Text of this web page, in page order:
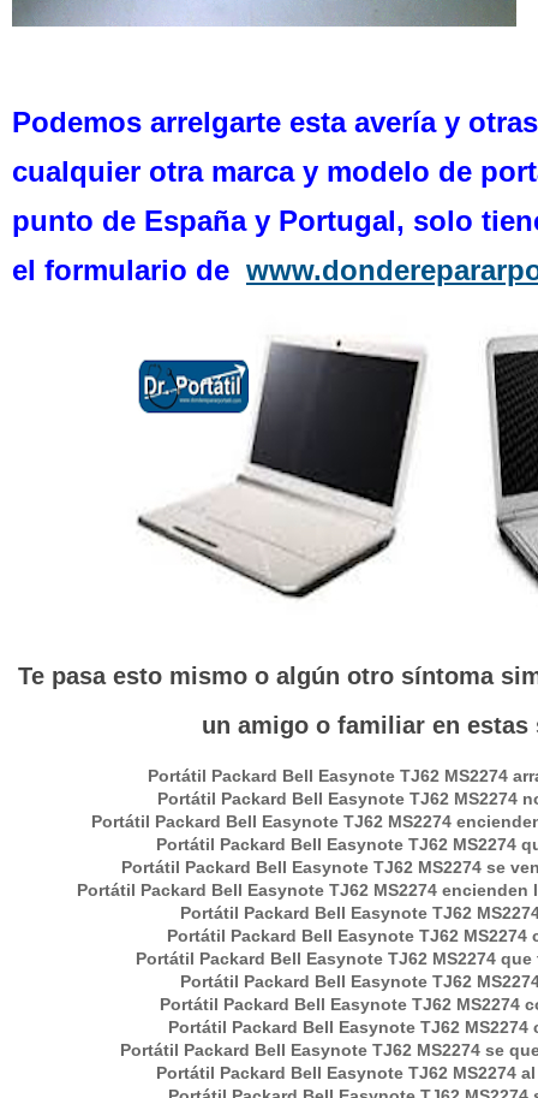
Podemos arrelgarte esta avería y
cualquier otra marca y modelo de
punto de España y Portugal, solo
el formulario de
Te pasa esto mismo o algún otro síntoma
un amigo o familiar en estas
Portátil Packard Bell Easynote TJ62 MS2274
Portátil Packard Bell Easynote TJ62 MS2274
Portátil Packard Bell Easynote TJ62 MS2274
Portátil Packard Bell Easynote TJ62 MS2274
Portátil Packard Bell Easynote TJ62 MS2274se
Portátil Packard Bell Easynote TJ62 MS2274encienden
Portátil Packard Bell Easynote TJ62
Portátil Packard Bell Easynote TJ62 MS2274
Portátil Packard Bell Easynote TJ62 MS2274
Portátil Packard Bell Easynote TJ62
Portátil Packard Bell Easynote TJ62 MS2274
Portátil Packard Bell Easynote TJ62 MS2274
Portátil Packard Bell Easynote TJ62 MS2274se
Portátil Packard Bell Easynote TJ62 MS2274